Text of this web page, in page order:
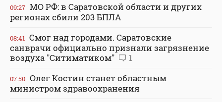
09:27 МО РФ: в Саратовской области и других
регионах сбили 203 БПЛА
08:41 Смог над городами. Саратовские
санврачи официально признали загрязнение
воздуха "Ситиматиком"
1
07:50 Олег Костин станет областным
министром здравоохранения